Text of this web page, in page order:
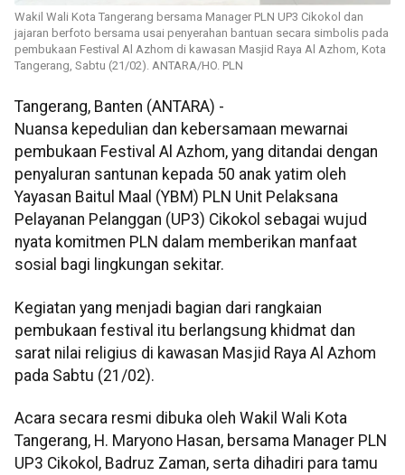
Wakil Wali Kota Tangerang bersama Manager PLN UP3 Cikokol dan
jajaran berfoto bersama usai penyerahan bantuan secara simbolis pada
pembukaan Festival Al Azhom di kawasan Masjid Raya Al Azhom, Kota
Tangerang, Sabtu (21/02). ANTARA/HO. PLN
Tangerang, Banten (ANTARA) -
Nuansa kepedulian dan kebersamaan mewarnai
pembukaan Festival Al Azhom, yang ditandai dengan
penyaluran santunan kepada 50 anak yatim oleh
Yayasan Baitul Maal (YBM) PLN Unit Pelaksana
Pelayanan Pelanggan (UP3) Cikokol sebagai wujud
nyata komitmen PLN dalam memberikan manfaat
sosial bagi lingkungan sekitar.
Kegiatan yang menjadi bagian dari rangkaian
pembukaan festival itu berlangsung khidmat dan
sarat nilai religius di kawasan Masjid Raya Al Azhom
pada Sabtu (21/02).
Acara secara resmi dibuka oleh Wakil Wali Kota
Tangerang, H. Maryono Hasan, bersama Manager PLN
UP3 Cikokol, Badruz Zaman, serta dihadiri para tamu